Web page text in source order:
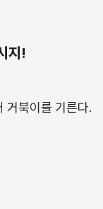
지!
거북이를 기른다.